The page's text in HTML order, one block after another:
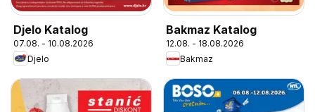
Djelo Katalog
07.08. - 10.08.2026
Djelo
Bakmaz Katalog
12.08. - 18.08.2026
Bakmaz